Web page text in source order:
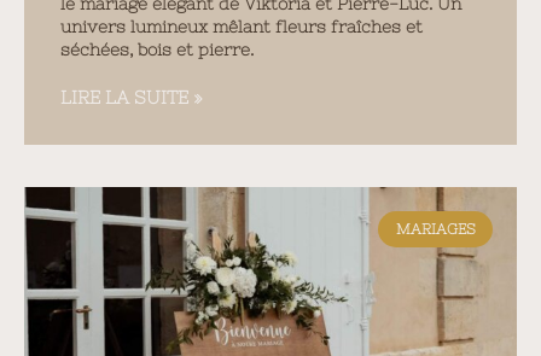
univers lumineux mêlant fleurs fraîches et
séchées, bois et pierre.
LIRE LA SUITE »
MARIAGES